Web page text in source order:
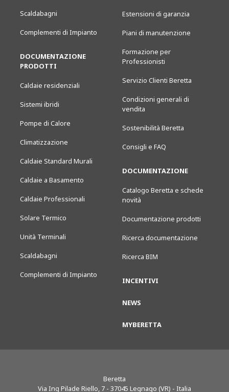
Scaldabagni
Complementi di Impianto
DOCUMENTAZIONE
PRODOTTI
Caldaie residenziali
Sistemi ibridi
Pompe di Calore
Climatizzazione
Caldaie Standard Murali
Caldaie a Basamento
Caldaie Professionali
Solare Termico
Unità Terminali
Scaldabagni
Complementi di Impianto
Estensioni di garanzia
Piani di manutenzione
Formazione per
Professionisti
Servizio Clienti Beretta
Condizioni generali di
vendita
Sostenibilità Beretta
Consigli e FAQ
DOCUMENTAZIONE
Catalogo Beretta e schede
novità
Documentazione prodotti
Ricerca documentazione
Ricerca BIM
INCENTIVI
NEWS
MYBERETTA
Beretta
Via Ing Pilade Riello, 7 - 37045 Legnago (VR) - Italia